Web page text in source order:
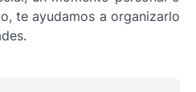
te ayudamos a organizarlo